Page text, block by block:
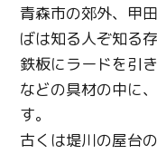
青森市の郊外、甲
ばは知る人ぞ知る存
鉄板にラードを引
などの具材の中に
す。
古くは堤川の屋台